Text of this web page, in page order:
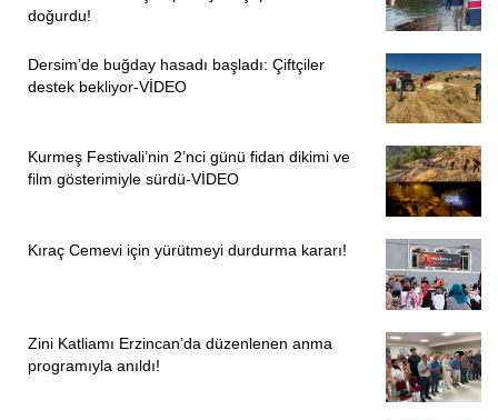
doğurdu!
Dersim’de buğday hasadı başladı: Çiftçiler
destek bekliyor-VİDEO
Kurmeş Festivali’nin 2’nci günü fidan dikimi ve
film gösterimiyle sürdü-VİDEO
Kıraç Cemevi için yürütmeyi durdurma kararı!
Zini Katliamı Erzincan’da düzenlenen anma
programıyla anıldı!